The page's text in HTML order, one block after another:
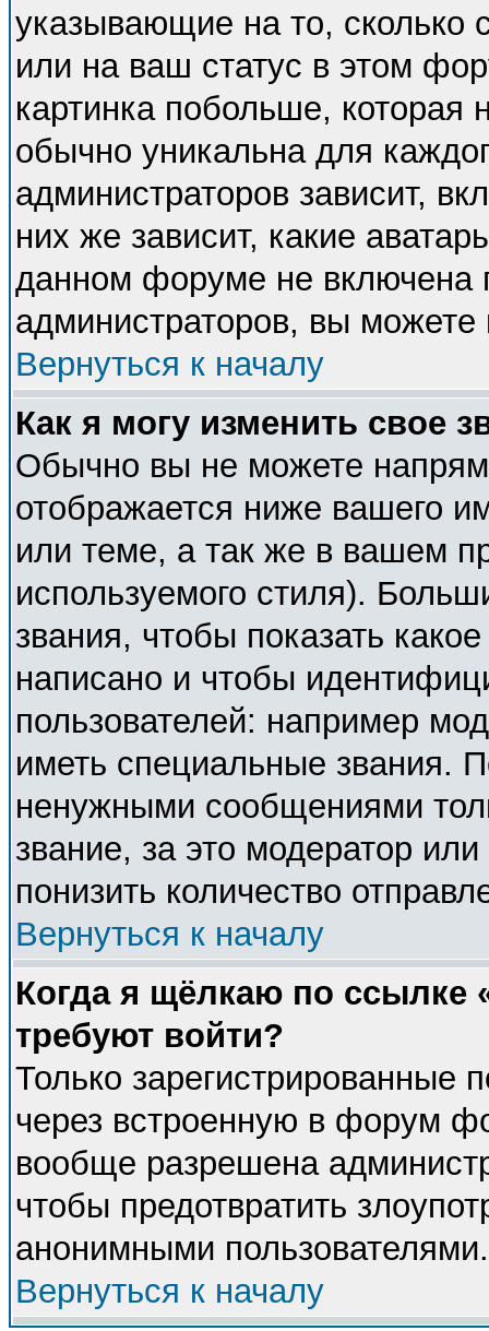
указывающие на то,
или на ваш статус в этом
картинка побольше, которая
обычно уникальна для
администраторов зависит,
них же зависит, какие
данном форуме не включена
администраторов, вы
Вернуться к началу
Как я могу изменить свое
Обычно вы не можете
отображается ниже вашего
или теме, а так же в вашем
используемого стиля).
звания, чтобы показать
написано и чтобы
пользователей: например
иметь специальные звания.
ненужными сообщениями
звание, за это модератор
понизить количество
Вернуться к началу
Когда я щёлкаю по ссылке
требуют войти?
Только зарегистрированные
через встроенную в форум
вообще разрешена
чтобы предотвратить
анонимными пользователями.
Вернуться к началу